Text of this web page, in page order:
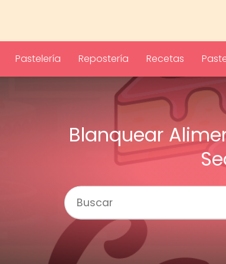
Pastelería Repostería Recetas
Blanquear